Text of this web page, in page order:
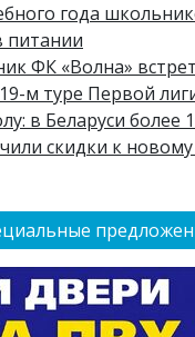
года
питании
ФК «Волна»
м туре Первой
в Беларуси более
скидки к